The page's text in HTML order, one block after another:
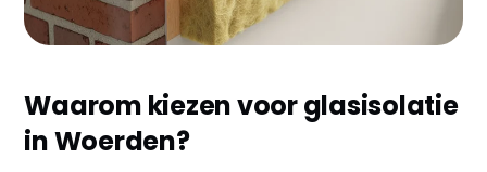
praktische tips.
Waarom kiezen voor glasisolatie
in Woerden?